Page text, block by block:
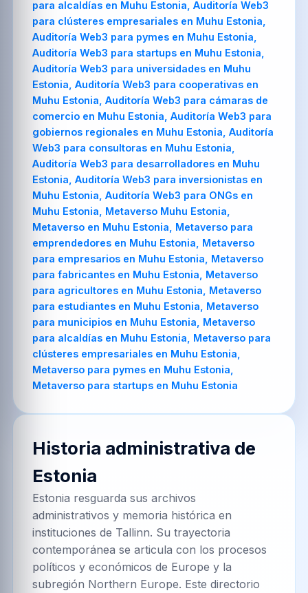
para alcaldías en Muhu Estonia, Auditoría Web3
para clústeres empresariales en Muhu Estonia,
Auditoría Web3 para pymes en Muhu Estonia,
Auditoría Web3 para startups en Muhu Estonia,
Auditoría Web3 para universidades en Muhu
Estonia, Auditoría Web3 para cooperativas en
Muhu Estonia, Auditoría Web3 para cámaras de
comercio en Muhu Estonia, Auditoría Web3 para
gobiernos regionales en Muhu Estonia, Auditoría
Web3 para consultoras en Muhu Estonia,
Auditoría Web3 para desarrolladores en Muhu
Estonia, Auditoría Web3 para inversionistas en
Muhu Estonia, Auditoría Web3 para ONGs en
Muhu Estonia, Metaverso Muhu Estonia,
Metaverso en Muhu Estonia, Metaverso para
emprendedores en Muhu Estonia, Metaverso
para empresarios en Muhu Estonia, Metaverso
para fabricantes en Muhu Estonia, Metaverso
para agricultores en Muhu Estonia, Metaverso
para estudiantes en Muhu Estonia, Metaverso
para municipios en Muhu Estonia, Metaverso
para alcaldías en Muhu Estonia, Metaverso para
clústeres empresariales en Muhu Estonia,
Metaverso para pymes en Muhu Estonia,
Metaverso para startups en Muhu Estonia
Historia administrativa de
Estonia
Estonia resguarda sus archivos
administrativos y memoria histórica en
instituciones de Tallinn. Su trayectoria
contemporánea se articula con los procesos
políticos y económicos de Europe y la
subregión Northern Europe. Este directorio